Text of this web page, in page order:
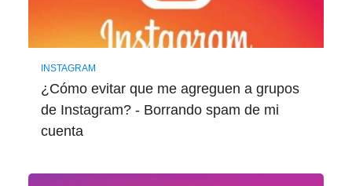
INSTAGRAM
¿Cómo evitar que me agreguen a grupos
de Instagram? - Borrando spam de mi
cuenta